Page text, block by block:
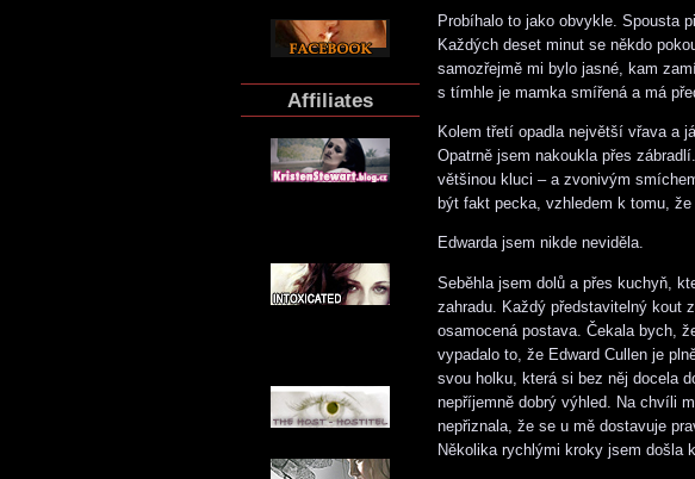
Affiliates
Probíhalo to jako obvykle. Spousta
Každých deset minut se někdo
samozřejmě mi bylo jasné, kam
s tímhle je mamka smířená a má
Kolem třetí opadla největší vřava a
Opatrně jsem nakoukla přes
většinou kluci – a zvonivým
být fakt pecka, vzhledem k tomu,
Edwarda jsem nikde neviděla.
Seběhla jsem dolů a přes kuchyň,
zahradu. Každý představitelný kout
osamocená postava. Čekala bych,
vypadalo to, že Edward Cullen je
svou holku, která si bez něj docela
nepříjemně dobrý výhled. Na chvíli
nepřiznala, že se u mě dostavuje
Několika rychlými kroky jsem došla